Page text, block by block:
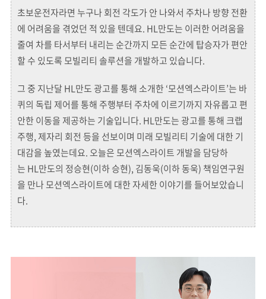
초보운전자라면 누구나 회전 각도가 안 나와서 주차나 방향 전환
에 어려움을 겪었던 적 있을 텐데요. HL만도는 이러한 어려움을
줄여 차를 타서부터 내리는 순간까지 모든 순간에 탑승자가 편안
할 수 있도록 모빌리티 솔루션을 개발하고 있습니다.
그 중 지난달 HL만도 광고를 통해 소개한 ‘모션엑스라이트’는 바
퀴의 독립 제어를 통해 주행부터 주차에 이르기까지 자유롭고 편
안한 이동을 제공하는 기술입니다. HL만도는 광고를 통해 크랩
주행, 제자리 회전 등을 선보이며 미래 모빌리티 기술에 대한 기
대감을 높였는데요. 오늘은 모션엑스라이트 개발을 담당하
는 HL만도의 정승현(이하 승현), 김동욱(이하 동욱) 책임연구원
을 만나 모션엑스라이트에 대한 자세한 이야기를 들어보았습니
다.